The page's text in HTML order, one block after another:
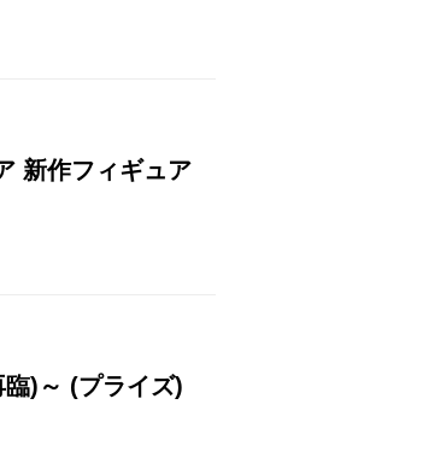
新作フィギュア
)～ (プライズ)